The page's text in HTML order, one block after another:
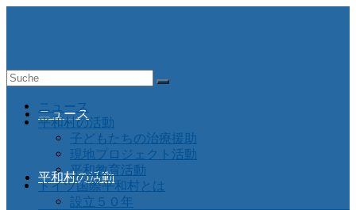
ニュース
平和村の活動
Suche
ニュース
平和村の活動
子どもたちの治療援助
現地プロジェクト活動
平和教育活動
ドイツ国際平和村とは
設立５０年